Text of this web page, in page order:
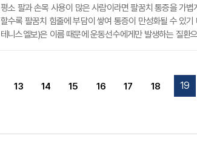
평소 팔과 손목 사용이 많은 사람이라면 팔꿈치 통증을 가
할수록 팔꿈치 힘줄에 부담이 쌓여 통증이 만성화될 수 있
테니스엘보)은 이름 때문에 운동선수에게만 발생하는 질환
어지고 퇴행성 변화로 이어질 수 있다. 특히 이 부위는 혈액
한 치료
13 14 15 16 17 18 19